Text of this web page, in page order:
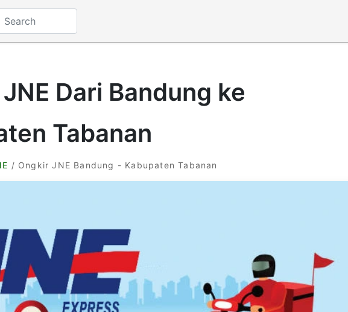
Dari Bandung ke
Tabanan
/ Ongkir JNE Bandung - Kabupaten Tabanan